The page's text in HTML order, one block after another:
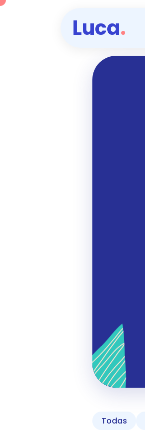
Luca.
Todas